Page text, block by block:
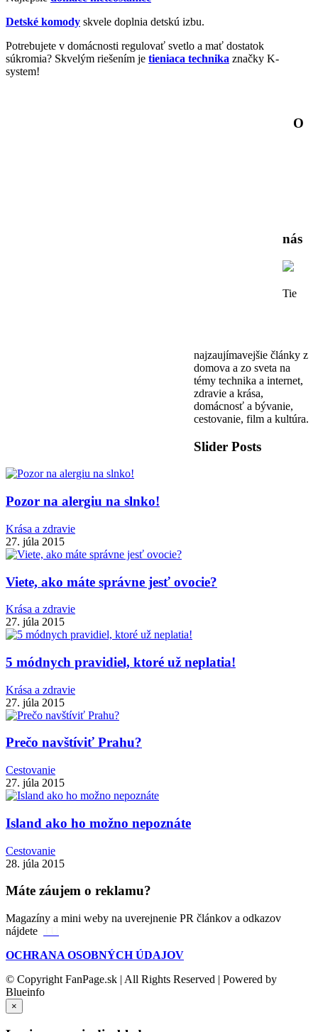
Detské komody skvele doplnia detskú izbu.
Potrebujete v domácnosti regulovať svetlo a mať dostatok
súkromia? Skvelým riešením je tieniaca technika značky K-
system!
O
nás
Tie
najzaujímavejšie články z
domova a zo sveta na
témy technika a internet,
zdravie a krása,
domácnosť a bývanie,
cestovanie, film a kultúra.
Slider Posts
Pozor na alergiu na slnko!
Krása a zdravie
27. júla 2015
Viete, ako máte správne jesť ovocie?
Krása a zdravie
27. júla 2015
5 módnych pravidiel, ktoré už neplatia!
Krása a zdravie
27. júla 2015
Prečo navštíviť Prahu?
Cestovanie
27. júla 2015
Island ako ho možno nepoznáte
Cestovanie
28. júla 2015
Máte záujem o reklamu?
Magazíny a mini weby na uverejnenie PR článkov a odkazov
nájdete
OCHRANA OSOBNÝCH ÚDAJOV
© Copyright FanPage.sk | All Rights Reserved | Powered by
Blueinfo
×